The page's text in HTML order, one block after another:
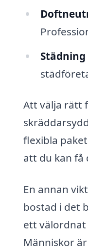
Att välja rätt
flexibla
att du kan få
En annan
bostad i det
ett välordnat
Människor